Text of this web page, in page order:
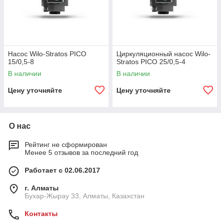
Насос Wilo-Stratos PICO
15/0,5-8
В наличии
Цену уточняйте
Циркуляционный насос Wilo-
Stratos PICO 25/0,5-4
В наличии
Цену уточняйте
О нас
Рейтинг не сформирован
Менее 5 отзывов за последний год
Работает с 02.06.2017
г. Алматы
Бухар-Жырау 33, Алматы, Казахстан
Контакты